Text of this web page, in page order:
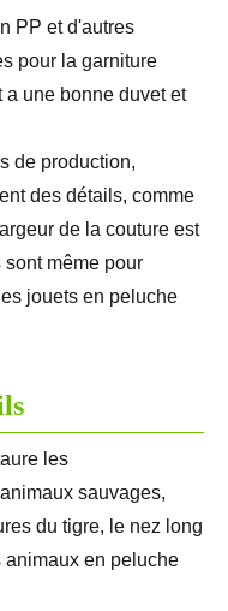
PP et d'autres
pour la garniture
a une bonne duvet et
de production,
des détails, comme
de la couture est
même pour
jouets en peluche
les
sauvages,
du tigre, le nez long
animaux en peluche